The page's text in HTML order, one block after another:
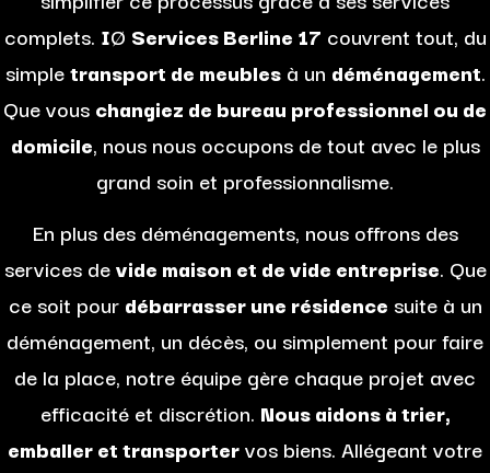
complets. IØ Services Berline 17 couvrent tout, du
simpletransport de meublesà un déménagement.
Que vous changiez de bureau professionnel ou de
domicile, nous nous occupons de tout avec le plus
grand soin et professionnalisme.
En plus des déménagements, nous offrons des
services devide maison et de vide entreprise. Que
ce soit pour débarrasser une résidence suite à un
déménagement, un décès, ou simplement pour faire
de la place, notre équipe gère chaque projet avec
efficacité et discrétion. Nous aidons à trier,
emballer et transportervos biens. Allégeant votre